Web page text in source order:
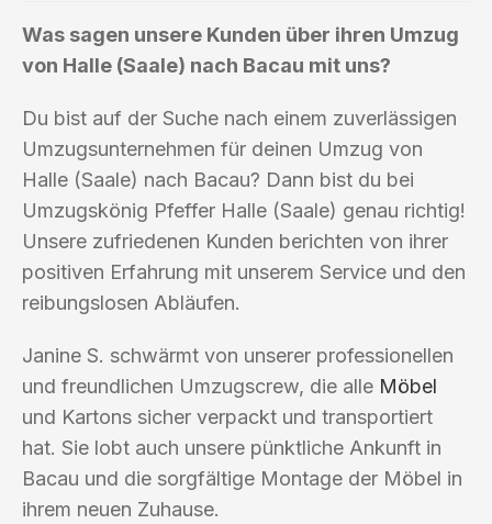
Was sagen unsere Kunden über ihren Umzug
von Halle (Saale) nach Bacau mit uns?
Du bist auf der Suche nach einem zuverlässigen
Umzugsunternehmen für deinen Umzug von
Halle (Saale) nach Bacau? Dann bist du bei
Umzugskönig Pfeffer Halle (Saale) genau richtig!
Unsere zufriedenen Kunden berichten von ihrer
positiven Erfahrung mit unserem Service und den
reibungslosen Abläufen.
Janine S. schwärmt von unserer professionellen
und freundlichen Umzugscrew, die alle Möbel
und Kartons sicher verpackt und transportiert
hat. Sie lobt auch unsere pünktliche Ankunft in
Bacau und die sorgfältige Montage der Möbel in
ihrem neuen Zuhause.